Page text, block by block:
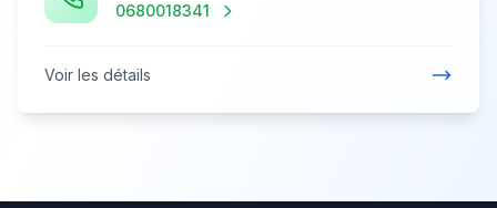
0680018341
Voir les détails